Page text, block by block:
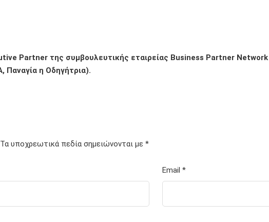
Partner της συμβουλευτικής εταιρείας Business Partner
η Οδηγήτρια).
Τα υποχρεωτικά πεδία σημειώνονται με *
Email *